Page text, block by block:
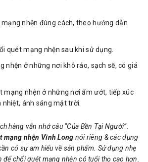
nhện đúng cách, theo hướng dẫn
quét mạng nhện sau khi sử dụng.
nhện ở những nơi khô ráo, sạch sẽ, có giá
mạng nhện ở những nơi ẩm ướt, tiếp xúc
ánh sáng mặt trời.
hàng vẫn nhớ câu “Của Bền Tại Người”.
mạng nhện Vĩnh Long nói riêng & các dụng
có sự am hiểu về sản phẩm. Sử dụng nhẹ
chổi quét mạng nhện có tuổi thọ cao hơn.